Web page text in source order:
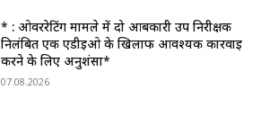
* : ओवररेटिंग मामले में दो आबकारी उप निरीक्षक
निलंबित एक एडीईओ के खिलाफ आवश्यक कार्रवाई
करने के लिए अनुशंसा*
07.08.2026